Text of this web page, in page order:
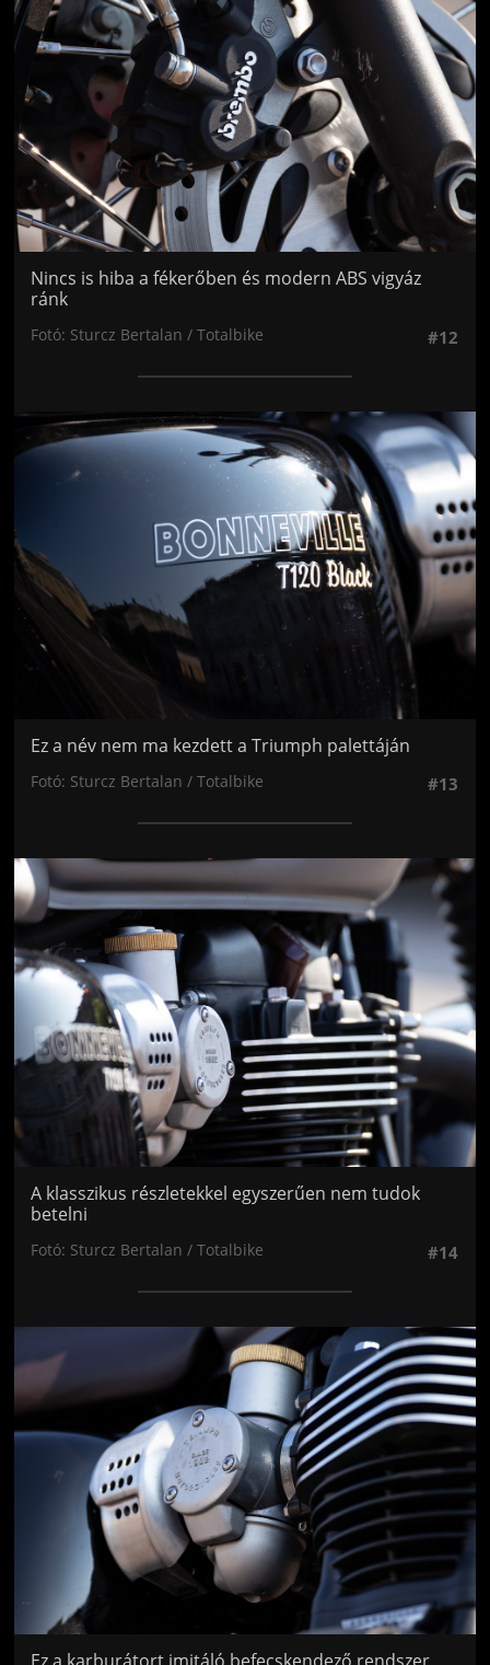
Nincs is hiba a fékerőben és modern ABS vigyáz
ránk
Fotó: Sturcz Bertalan / Totalbike #12
Jön még kép!
Ez a név nem ma kezdett a Triumph palettáján
Fotó: Sturcz Bertalan / Totalbike #13
Jön még kép!
A klasszikus részletekkel egyszerűen nem tudok
betelni
Fotó: Sturcz Bertalan / Totalbike #14
Jön még kép!